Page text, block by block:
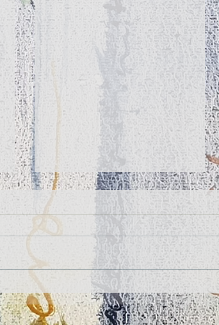
II CONCURSO INTERNACIONAL DE
RELATO Y POESÍA "POETA AURELIO
GONZÁLEZ OVIES"